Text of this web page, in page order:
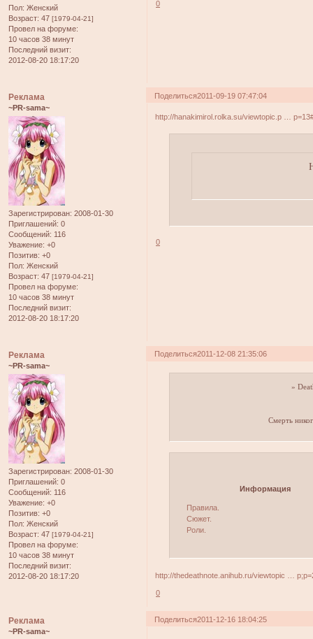
Пол: Женский
Возраст: 47 [1979-04-21]
Провел на форуме:
10 часов 38 минут
Последний визит:
2012-08-20 18:17:20
0
Поделиться2011-09-19 07:47:04
Реклама
~PR-sama~
Зарегистрирован: 2008-01-30
Приглашений: 0
Сообщений: 116
Уважение: +0
Позитив: +0
Пол: Женский
Возраст: 47 [1979-04-21]
Провел на форуме:
10 часов 38 минут
Последний визит:
2012-08-20 18:17:20
http://hanakimirol.rolka.su/viewtopic.p …
0
Поделиться2011-12-08 21:35:06
Реклама
~PR-sama~
Зарегистрирован: 2008-01-30
Приглашений: 0
Сообщений: 116
Уважение: +0
Позитив: +0
Пол: Женский
Возраст: 47 [1979-04-21]
Провел на форуме:
10 часов 38 минут
Последний визит:
2012-08-20 18:17:20
»
Смерть
Информация
Правила.
Сюжет.
Роли.
http://thedeathnote.anihub.ru/viewtopic …
0
Поделиться2011-12-16 18:04:25
Реклама
~PR-sama~